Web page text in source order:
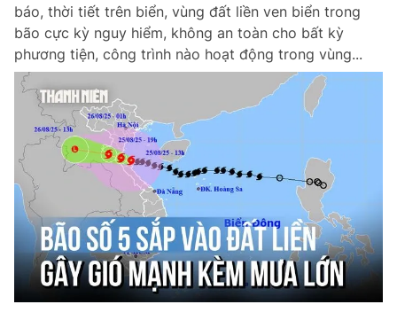
báo, thời tiết trên biển, vùng đất liền ven biển trong
bão cực kỳ nguy hiểm, không an toàn cho bất kỳ
phương tiện, công trình nào hoạt động trong vùng...